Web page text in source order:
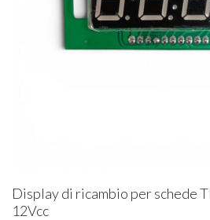
Display di ricambio per schede
12Vcc